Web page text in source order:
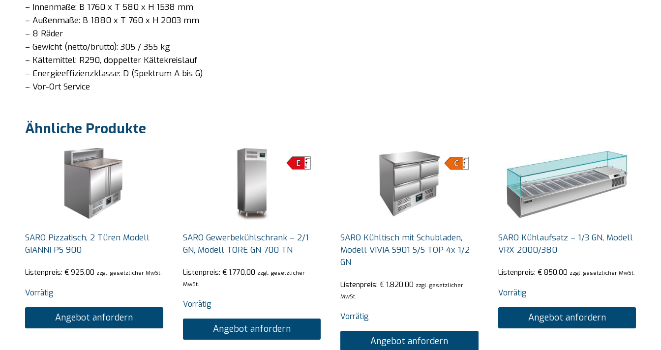
– Innenmaße: B 1760 x T 580 x H 1538 mm
– Außenmaße: B 1880 x T 760 x H 2003 mm
– 8 Räder
– Gewicht (netto/brutto): 305 / 355 kg
– Kältemittel: R290, doppelter Kältekreislauf
– Energieeffizienzklasse: D (Spektrum A bis G)
– Vor-Ort Service
Ähnliche Produkte
SARO Pizzatisch, 2 Türen Modell
GIANNI PS 900
Listenpreis: € 925,00 zzgl. gesetzlicher MwSt.
Vorrätig
Angebot anfordern
SARO Gewerbekühlschrank – 2/1
GN, Modell TORE GN 700 TN
Listenpreis: €1.770,00 zzgl. gesetzlicher
MwSt.
Vorrätig
Angebot anfordern
SARO Kühltisch mit Schubladen,
Modell VIVIA S901 S/S TOP 4x 1/2
GN
Listenpreis: € 1.820,00 zzgl. gesetzlicher
MwSt.
Vorrätig
Angebot anfordern
SARO Kühlaufsatz – 1/3 GN, Modell
VRX 2000/380
Listenpreis: €850,00 zzgl. gesetzlicher MwSt.
Vorrätig
Angebot anfordern